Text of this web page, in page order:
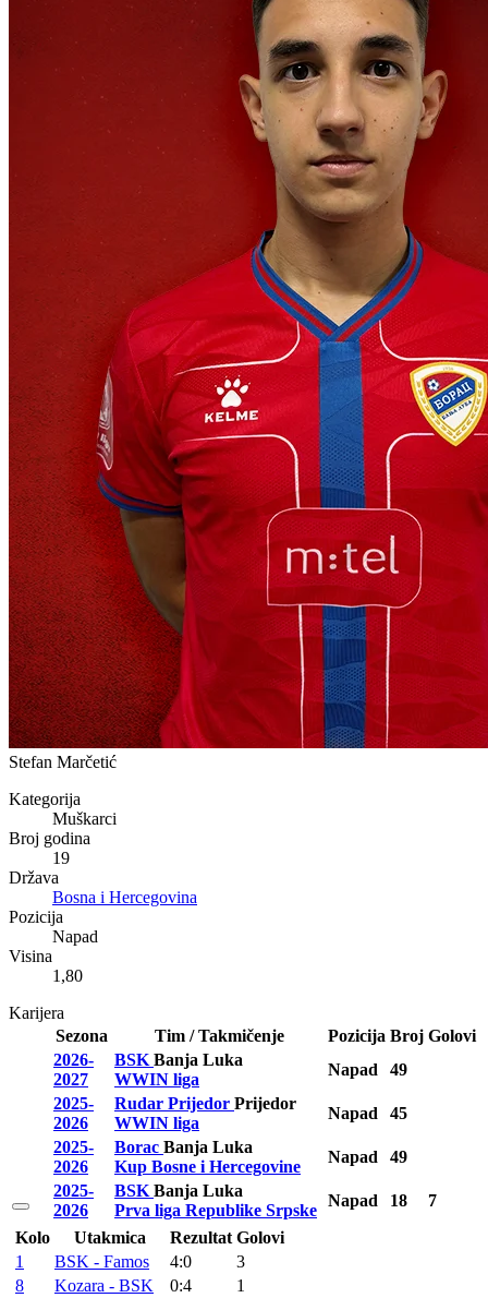
Stefan Marčetić
Kategorija
Muškarci
Broj godina
19
Država
Bosna i Hercegovina
Pozicija
Napad
Visina
1,80
Karijera
Sezona
Tim / Takmičenje Pozicija Broj Golovi
2026-
2027
BSK Banja Luka
WWIN liga
Napad
49
2025-
2026
Rudar Prijedor Prijedor
WWIN liga
Napad
45
2025-
2026
Borac Banja Luka
Kup Bosne i Hercegovine
Napad
49
2025-
2026
BSK Banja Luka
Prva liga Republike Srpske
Napad 18
7
Kolo
Utakmica Rezultat Golovi
1
BSK - Famos 4:0
3
8
Kozara - BSK 0:4
1